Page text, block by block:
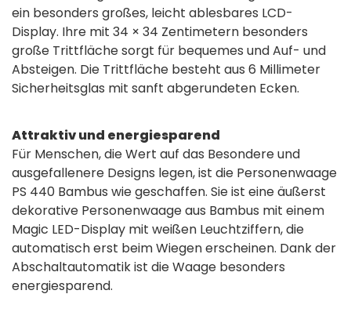
ein besonders großes, leicht ablesbares LCD-
Display. Ihre mit 34 × 34 Zentimetern besonders
große Trittfläche sorgt für bequemes und Auf- und
Absteigen. Die Trittfläche besteht aus 6 Millimeter
Sicherheitsglas mit sanft abgerundeten Ecken.
Attraktiv und energiesparend
Für Menschen, die Wert auf das Besondere und
ausgefallenere Designs legen, ist die Personenwaage
PS 440 Bambus wie geschaffen. Sie ist eine äußerst
dekorative Personenwaage aus Bambus mit einem
Magic LED-Display mit weißen Leuchtziffern, die
automatisch erst beim Wiegen erscheinen. Dank der
Abschaltautomatik ist die Waage besonders
energiesparend.